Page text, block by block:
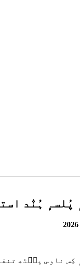
پُلسہٕ ہُنٛد
کِس ناوس پٮ۪ٹھ